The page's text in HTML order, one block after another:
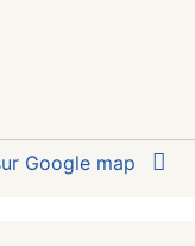
Google map